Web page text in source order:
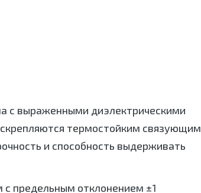
с выраженными диэлектрическими
термостойким связующим
и способность выдерживать
предельным отклонением ±1